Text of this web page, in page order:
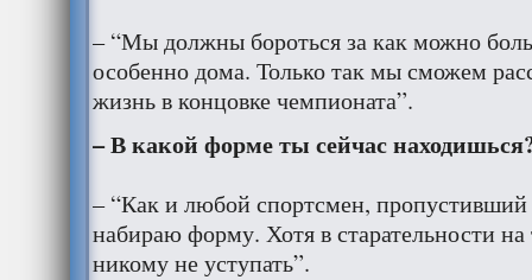
– “Мы должны бороться за как можно
особенно дома. Только так мы сможем
жизнь в концовке чемпионата”.
– В какой форме ты сейчас
– “Как и любой спортсмен, пропустивший
набираю форму. Хотя в старательности на
никому не уступать”.